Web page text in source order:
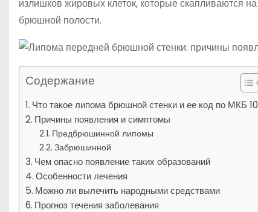
излишков жировых клеток, которые скапливаются
брюшной полости.
Содержание
Что такое липома брюшной стенки и ее код по МКБ 10
Причины появления и симптомы
Предбрюшинной липомы
Забрюшинной
Чем опасно появление таких образований
Особенности лечения
Можно ли вылечить народными средствами
Прогноз течения заболевания